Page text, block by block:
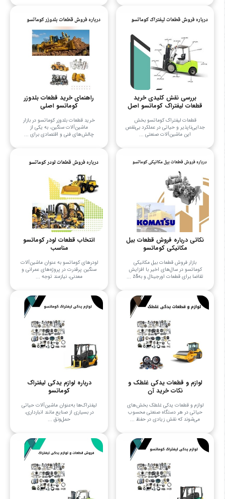
بررسی نقش کلیدی خرید
قطعات لیفتراک کوماتسو اصل
قطعات لیفتراک کوماتسو بخش
جدایی‌ناپذیر و حیاتی در عملکرد بی‌نقص
این ماشین‌آلات صنعتی ...
راهنمای خرید قطعات بلدوزر
کوماتسو اصلی
خرید قطعات بلدوزر کوماتسو در بازار
ماشین‌آلات سنگین، به یکی از
چالش‌های فنی و اقتصادی برای ...
نکاتی درباره فروش قطعات بیل
مکانیکی کوماتسو
بازار فروش قطعات بیل مکانیکی
کوماتسو در سال‌های اخیر با افزایش
تقاضا برای قطعات اورجینال و به&z ...
انتخاب قطعات لودر کوماتسو
مناسب
لودرهای کوماتسو به عنوان ماشین‌آلات
سنگین پرقدرت در پروژه‌های عمرانی و
معدنی، نیازمند توجه ...
لوازم و قطعات یدکی غلطک و
نکات خرید آن
لوازم و قطعات یدکی غلطک بخش‌های
حیاتی در هر دستگاه صنعتی محسوب
می‌شوند که نقش زیادی در حفظ ...
درباره لوازم یدکی لیفتراک
کوماتسو
لیفتراک‌ها به‌عنوان ماشین‌آلات حیاتی
در بسیاری از صنایع مانند انبارداری،
حمل‌ونق ...